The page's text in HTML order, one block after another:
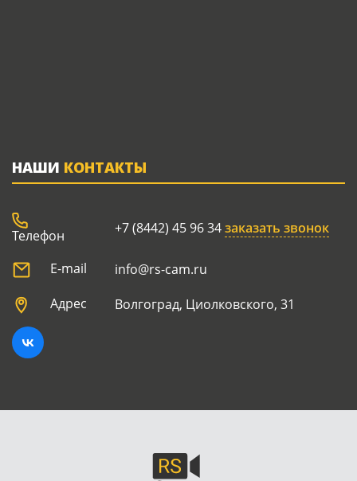
НАШИ КОНТАКТЫ
Телефон +7 (8442) 45 96 34заказать звонок
E-mail
info@rs-cam.ru
Адрес
Волгоград, Циолковского, 31